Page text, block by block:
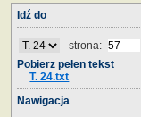
Idź do
strona:
Pobierz pełen tekst
T. 24.txt
Nawigacja